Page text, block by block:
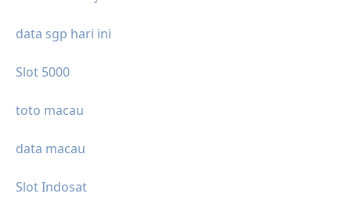
data sgp hari ini
Slot 5000
toto macau
data macau
Slot Indosat